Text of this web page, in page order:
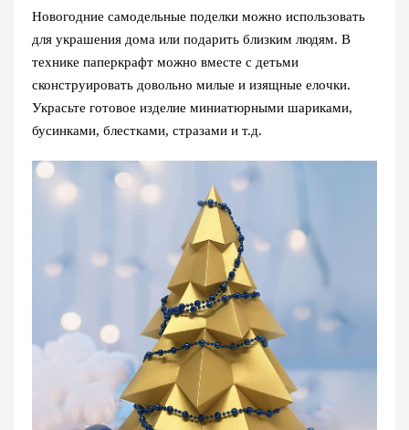
Новогодние самодельные поделки можно использовать
для украшения дома или подарить близким людям. В
технике паперкрафт можно вместе с детьми
сконструировать довольно милые и изящные елочки.
Украсьте готовое изделие миниатюрными шариками,
бусинками, блестками, стразами и т.д.